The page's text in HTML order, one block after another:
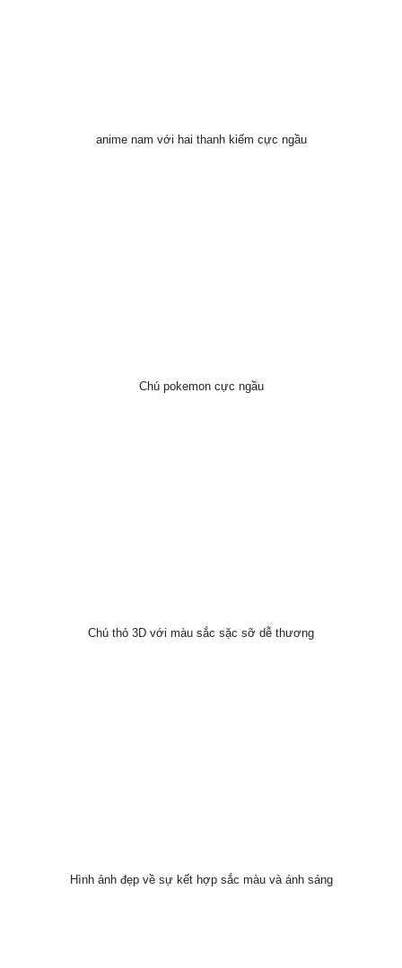
anime nam với hai thanh kiếm cực ngầu
Chú pokemon cực ngầu
Chú thỏ 3D với màu sắc sặc sỡ dễ thương
Hình ảnh đẹp về sự kết hợp sắc màu và ánh sáng